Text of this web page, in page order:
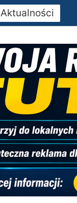
Aktualności